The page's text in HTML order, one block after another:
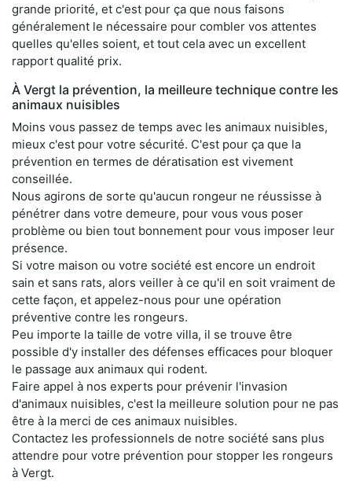
grande priorité, et c'est pour ça que nous faisons
généralement le nécessaire pour combler vos attentes
quelles qu'elles soient, et tout cela avec un excellent
rapport qualité prix.
À Vergt la prévention, la meilleure technique contre les
animaux nuisibles
Moins vous passez de temps avec les animaux nuisibles,
mieux c'est pour votre sécurité. C'est pour ça que la
prévention en termes de dératisation est vivement
conseillée.
Nous agirons de sorte qu'aucun rongeur ne réussisse à
pénétrer dans votre demeure, pour vous vous poser
problème ou bien tout bonnement pour vous imposer leur
présence.
Si votre maison ou votre société est encore un endroit
sain et sans rats, alors veiller à ce qu'il en soit vraiment de
cette façon, et appelez-nous pour une opération
préventive contre les rongeurs.
Peu importe la taille de votre villa, il se trouve être
possible d'y installer des défenses efficaces pour bloquer
le passage aux animaux qui rodent.
Faire appel à nos experts pour prévenir l'invasion
d'animaux nuisibles, c'est la meilleure solution pour ne pas
être à la merci de ces animaux nuisibles.
Contactez les professionnels de notre société sans plus
attendre pour votre prévention pour stopper les rongeurs
à Vergt.